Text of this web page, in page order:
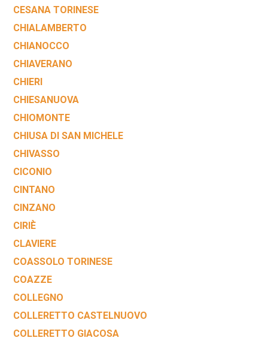
CESANA TORINESE
CHIALAMBERTO
CHIANOCCO
CHIAVERANO
CHIERI
CHIESANUOVA
CHIOMONTE
CHIUSA DI SAN MICHELE
CHIVASSO
CICONIO
CINTANO
CINZANO
CIRIÈ
CLAVIERE
COASSOLO TORINESE
COAZZE
COLLEGNO
COLLERETTO CASTELNUOVO
COLLERETTO GIACOSA